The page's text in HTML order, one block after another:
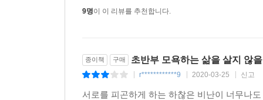
9명이 이 리뷰를 추천합니다.
종이책 구매 초반부 모욕하는 삶을 살지 않
r************9 2020-03-25 신고
서로를 피곤하게 하는 하찮은 비난이 너무나